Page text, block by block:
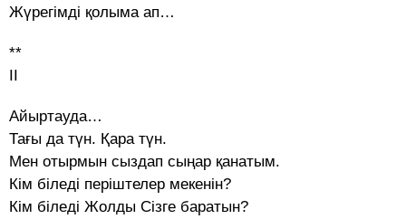
Жүрегімді қолыма ап…
**
Айыртауда…
Тағы да түн. Қара түн.
Мен отырмын сыздап сыңар қанатым.
Кім біледі періштелер мекенін?
Кім біледі Жолды Сізге баратын?